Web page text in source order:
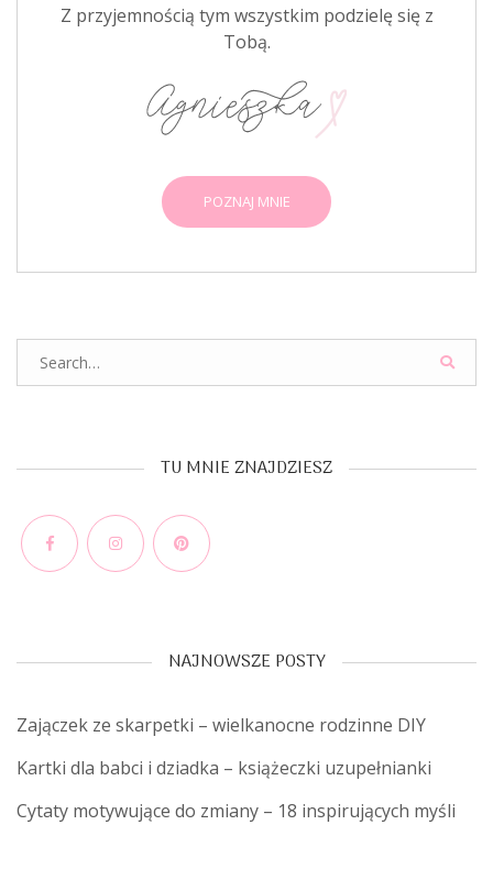
Z przyjemnością tym wszystkim podzielę się z
Tobą.
POZNAJ MNIE
TU MNIE ZNAJDZIESZ
NAJNOWSZE POSTY
Zajączek ze skarpetki – wielkanocne rodzinne DIY
Kartki dla babci i dziadka – książeczki uzupełnianki
Cytaty motywujące do zmiany – 18 inspirujących myśli